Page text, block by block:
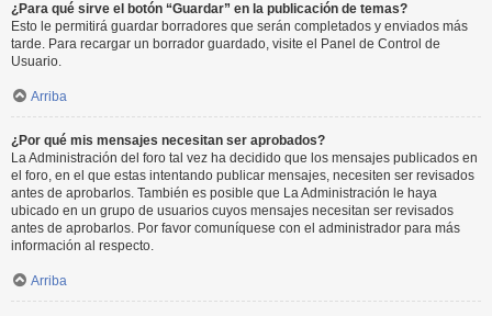
¿Para qué sirve el botón “Guardar” en la publicación de temas?
Esto le permitirá guardar borradores que serán completados y enviados más
tarde. Para recargar un borrador guardado, visite el Panel de Control de
Usuario.
Arriba
¿Por qué mis mensajes necesitan ser aprobados?
La Administración del foro tal vez ha decidido que los mensajes publicados en
el foro, en el que estas intentando publicar mensajes, necesiten ser revisados
antes de aprobarlos. También es posible que La Administración le haya
ubicado en un grupo de usuarios cuyos mensajes necesitan ser revisados
antes de aprobarlos. Por favor comuníquese con el administrador para más
información al respecto.
Arriba